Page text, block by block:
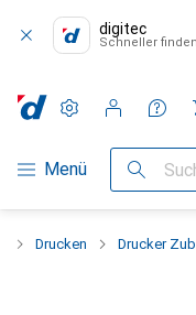
digitec
Schneller
Navigation nach
Menü Suche
Einstellungen
Kundenkonto
Vergleichslisten
Merklisten
Warenkorb
Drucken Drucker